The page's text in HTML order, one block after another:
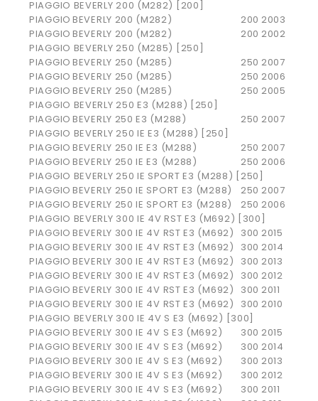
PIAGGIO BEVERLY 200 (M282) [200]
PIAGGIO BEVERLY 200 (M282) 200 2003
PIAGGIO BEVERLY 200 (M282) 200 2002
PIAGGIO BEVERLY 250 (M285) [250]
PIAGGIO BEVERLY 250 (M285) 250 2007
PIAGGIO BEVERLY 250 (M285) 250 2006
PIAGGIO BEVERLY 250 (M285) 250 2005
PIAGGIO BEVERLY 250 E3 (M288) [250]
PIAGGIO BEVERLY 250 E3 (M288) 250 2007
PIAGGIO BEVERLY 250 IE E3 (M288) [250]
PIAGGIO BEVERLY 250 IE E3 (M288) 250 2007
PIAGGIO BEVERLY 250 IE E3 (M288) 250 2006
PIAGGIO BEVERLY 250 IE SPORT E3 (M288) [250]
PIAGGIO BEVERLY 250 IE SPORT E3 (M288) 250 2007
PIAGGIO BEVERLY 250 IE SPORT E3 (M288) 250 2006
PIAGGIO BEVERLY 300 IE 4V RST E3 (M692) [300]
PIAGGIO BEVERLY 300 IE 4V RST E3 (M692) 300 2015
PIAGGIO BEVERLY 300 IE 4V RST E3 (M692) 300 2014
PIAGGIO BEVERLY 300 IE 4V RST E3 (M692) 300 2013
PIAGGIO BEVERLY 300 IE 4V RST E3 (M692) 300 2012
PIAGGIO BEVERLY 300 IE 4V RST E3 (M692) 300 2011
PIAGGIO BEVERLY 300 IE 4V RST E3 (M692) 300 2010
PIAGGIO BEVERLY 300 IE 4V S E3 (M692) [300]
PIAGGIO BEVERLY 300 IE 4V S E3 (M692) 300 2015
PIAGGIO BEVERLY 300 IE 4V S E3 (M692) 300 2014
PIAGGIO BEVERLY 300 IE 4V S E3 (M692) 300 2013
PIAGGIO BEVERLY 300 IE 4V S E3 (M692) 300 2012
PIAGGIO BEVERLY 300 IE 4V S E3 (M692) 300 2011